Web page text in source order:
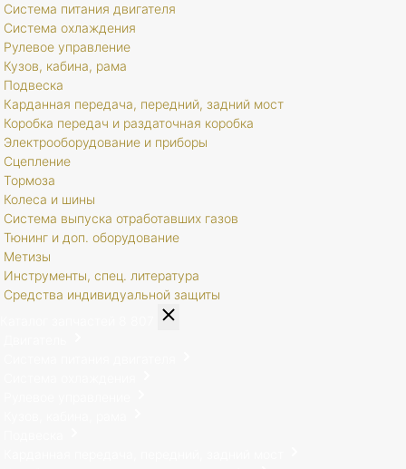
Система питания двигателя
Система охлаждения
Рулевое управление
Кузов, кабина, рама
Подвеска
Карданная передача, передний, задний мост
Коробка передач и раздаточная коробка
Электрооборудование и приборы
Сцепление
Тормоза
Колеса и шины
Система выпуска отработавших газов
Тюнинг и доп. оборудование
Метизы
Инструменты, спец. литература
Средства индивидуальной защиты